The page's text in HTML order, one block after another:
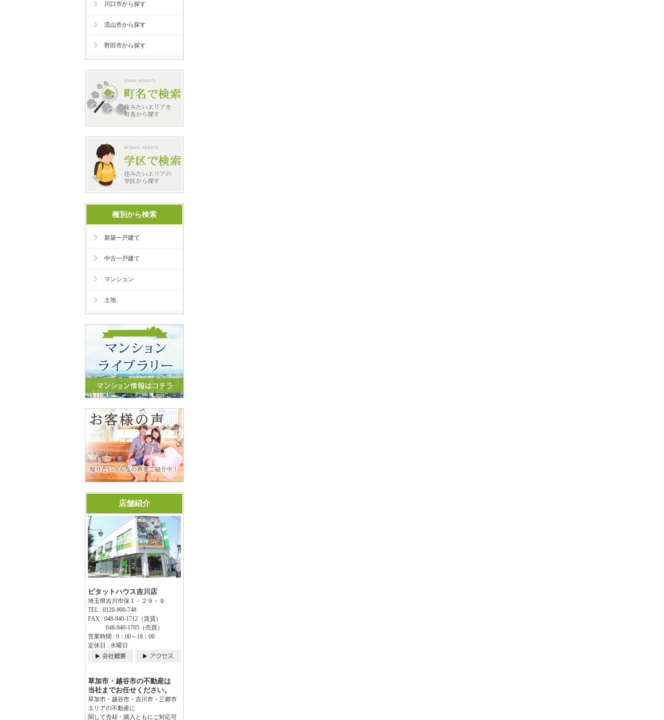
川口市から探す
流山市から探す
野田市から探す
種別から検索
新築一戸建て
中古一戸建て
マンション
土地
店舗紹介
ピタットハウス吉川店
埼玉県吉川市保１－２９－９
TEL : 0120-900-748
FAX : 048-940-1712（賃貸）
048-940-1705（売買）
営業時間 : 9：00～18：00
定休日 : 水曜日
草加市・越谷市の不動産は
当社までお任せください。
草加市・越谷市・吉川市・三郷市
エリアの不動産に
関して売却・購入ともにご対応可